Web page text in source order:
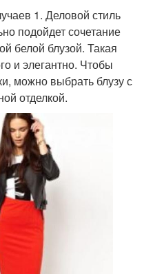
1. Деловой стиль
подойдет сочетание
белой блузой. Такая
и элегантно. Чтобы
можно выбрать блузу с
отделкой.